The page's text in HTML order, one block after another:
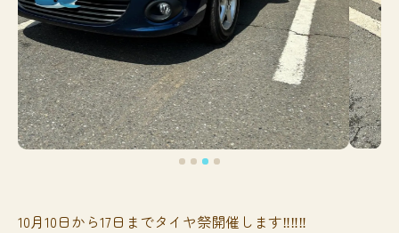
10月10日から17日までタイヤ祭開催します‼️‼️‼️